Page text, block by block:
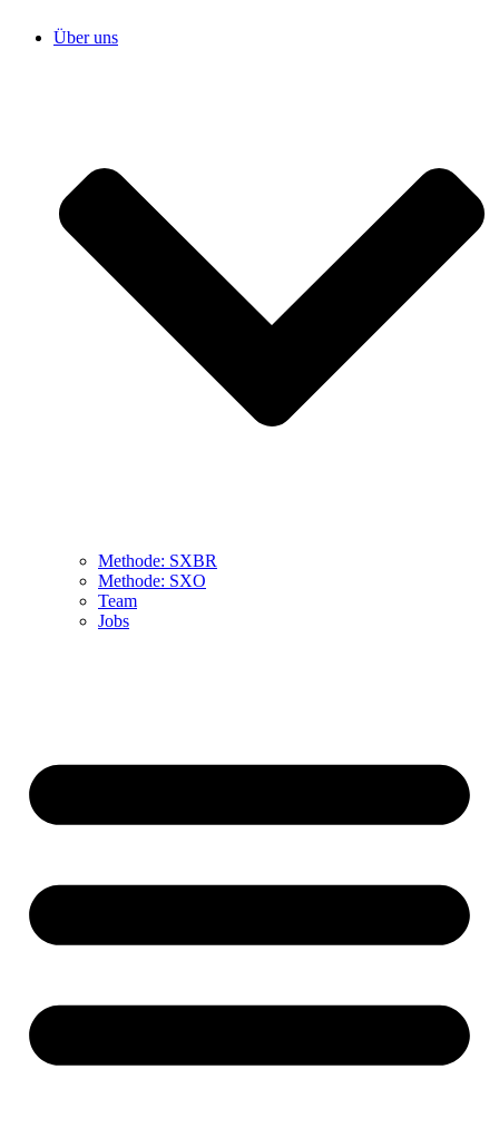
Über uns
Methode: SXBR
Methode: SXO
Team
Jobs